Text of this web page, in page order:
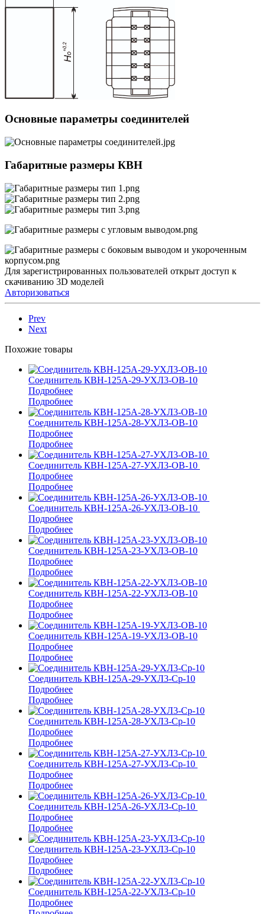
Основные параметры соединителей
Габаритные размеры КВН
Для зарегистрированных пользователей открыт доступ к
скачиванию 3D моделей
Авторизоваться
Prev
Next
Похожие товары
Соединитель КВН-125А-29-УХЛ3-ОВ-10
Подробнее
Подробнее
Соединитель КВН-125А-28-УХЛ3-ОВ-10
Подробнее
Подробнее
Соединитель КВН-125А-27-УХЛ3-ОВ-10
Подробнее
Подробнее
Соединитель КВН-125А-26-УХЛ3-ОВ-10
Подробнее
Подробнее
Соединитель КВН-125А-23-УХЛ3-ОВ-10
Подробнее
Подробнее
Соединитель КВН-125А-22-УХЛ3-ОВ-10
Подробнее
Подробнее
Соединитель КВН-125А-19-УХЛ3-ОВ-10
Подробнее
Подробнее
Соединитель КВН-125А-29-УХЛ3-Ср-10
Подробнее
Подробнее
Соединитель КВН-125А-28-УХЛ3-Ср-10
Подробнее
Подробнее
Соединитель КВН-125А-27-УХЛ3-Ср-10
Подробнее
Подробнее
Соединитель КВН-125А-26-УХЛ3-Ср-10
Подробнее
Подробнее
Соединитель КВН-125А-23-УХЛ3-Ср-10
Подробнее
Подробнее
Соединитель КВН-125А-22-УХЛ3-Ср-10
Подробнее